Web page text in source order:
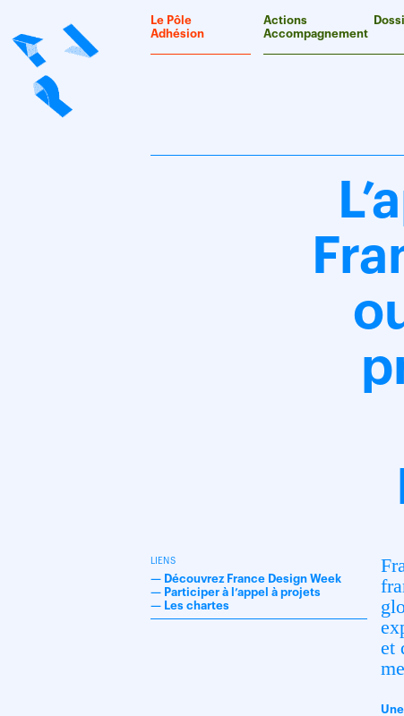
Le Pôle
Adhésion
Actions
Accompagnement
et
LIENS
— Découvrez France Design Week
— Participer à l’appel à projets
— Les chartes